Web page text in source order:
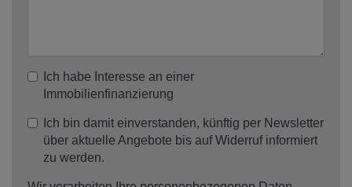
Ich habe Interesse an einer
Immobilienfinanzierung
Ich bin damit einverstanden, künftig per Newsletter
über aktuelle Angebote bis auf Widerruf informiert
zu werden.